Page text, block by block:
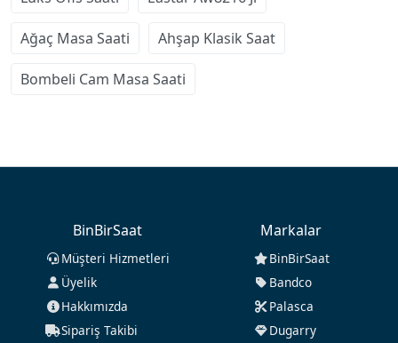
Ağaç Masa Saati Ahşap Klasik Saat
Bombeli Cam Masa Saati
BinBirSaat
Müşteri Hizmetleri
Üyelik
Hakkımızda
Sipariş Takibi
Markalar
BinBirSaat
Bandco
Palasca
Dugarry